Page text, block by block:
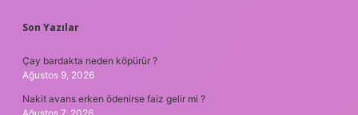
Son Yazılar
Çay bardakta neden köpürür ?
Ağustos 9, 2026
Nakit avans erken ödenirse faiz gelir mi ?